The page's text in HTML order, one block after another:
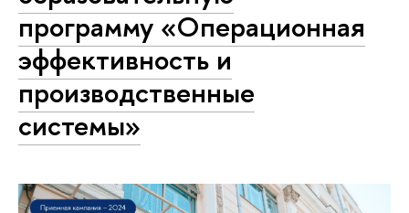
программу «Операционная
эффективность и
производственные
системы»